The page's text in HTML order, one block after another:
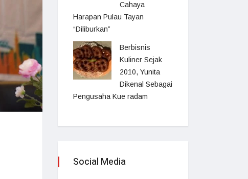
Cahaya
Harapan Pulau Tayan
“Diliburkan”
Berbisnis
Kuliner Sejak
2010, Yunita
Dikenal Sebagai
Pengusaha Kue radam
Social Media